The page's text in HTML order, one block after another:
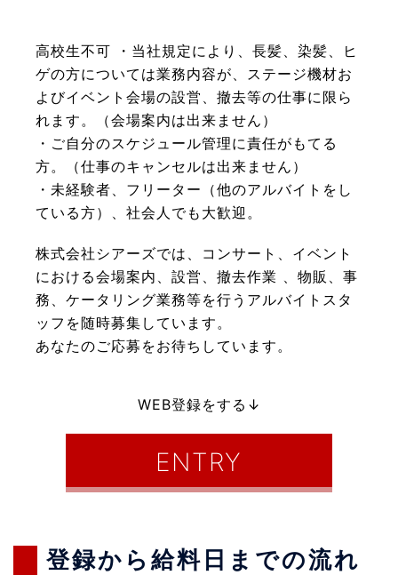
高校生不可 ・当社規定により、長髪、染髪、ヒ
ゲの方については業務内容が、ステージ機材お
よびイベント会場の設営、撤去等の仕事に限ら
れます。（会場案内は出来ません）
・ご自分のスケジュール管理に責任がもてる
方。（仕事のキャンセルは出来ません）
・未経験者、フリーター（他のアルバイトをし
ている方）、社会人でも大歓迎。
株式会社シアーズでは、コンサート、イベント
における会場案内、設営、撤去作業 、物販、事
務、ケータリング業務等を行うアルバイトスタ
ッフを随時募集しています。
あなたのご応募をお待ちしています。
WEB登録をする↓
ENTRY
登録から給料日までの流れ